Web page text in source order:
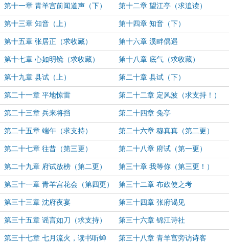
持！）
第十一章 青羊宫前闻道声（下） 第十二章 望江亭（求追读）
第十三章 知音（上） 第十四章 知音（下）
第十五章 张居正（求收藏） 第十六章 溪畔偶遇
第十七章 心如明镜（求收藏） 第十八章 底气（求收藏）
第十九章 县试（上） 第二十章 县试（下）
第二十一章 平地惊雷 第二十二章 定风波（求支持！）
第二十三章 兵来将挡 第二十四章 兔亭
第二十五章 端午（求支持） 第二十六章 穆真真（第二更）
第二十七章 往昔（第三更） 第二十八章 府试（第一更）
第二十九章 府试放榜（第二更） 第三十章 我等你（第三更！）
第三十一章 青羊宫花会（第四更） 第三十二章 布政使之考
第三十三章 沈府夜宴 第三十四章 张府谒见
第三十五章 谣言如刀（求支持） 第三十六章 锦江诗社
第三十七章 七月流火，读书听蝉 第三十八章 青羊宫旁访诗客